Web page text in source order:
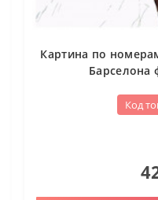
Картина по
Барселона
Код